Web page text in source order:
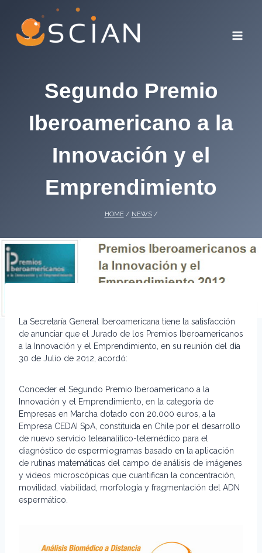
content
Segundo Premio
Iberoamericano a la
Innovación y el
Emprendimiento
HOME / NEWS /
La Secretaría General Iberoamericana tiene la satisfacción
de anunciar que el Jurado de los Premios Iberoamericanos
a la Innovación y el Emprendimiento, en su reunión del día
30 de Julio de 2012, acordó:
Conceder el Segundo Premio Iberoamericano a la
Innovación y el Emprendimiento, en la categoría de
Empresas en Marcha dotado con 20.000 euros, a la
Empresa CEDAI SpA, constituida en Chile por el desarrollo
de nuevo servicio teleanalítico-telemédico para el
diagnóstico de espermiogramas basado en la aplicación
de rutinas matemáticas del campo de análisis de imágenes
y videos microscópicas que cuantifican la concentración,
movilidad, viabilidad, morfología y fragmentación del ADN
espermático.